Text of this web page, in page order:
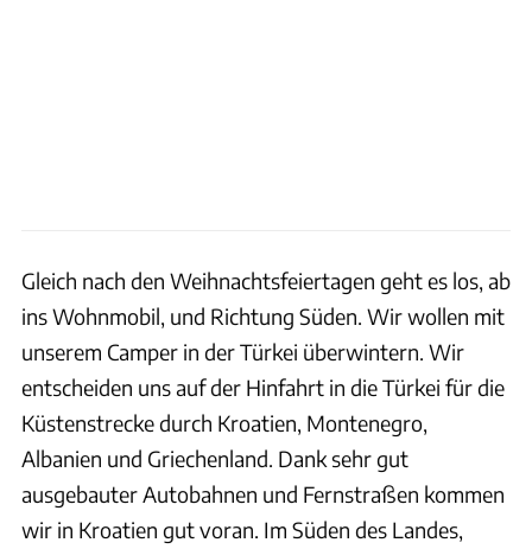
Gleich nach den Weihnachtsfeiertagen geht es los, ab
ins Wohnmobil, und Richtung Süden. Wir wollen mit
unserem Camper in der Türkei überwintern. Wir
entscheiden uns auf der Hinfahrt in die Türkei für die
Küstenstrecke durch Kroatien, Montenegro,
Albanien und Griechenland. Dank sehr gut
ausgebauter Autobahnen und Fernstraßen kommen
wir in Kroatien gut voran. Im Süden des Landes,